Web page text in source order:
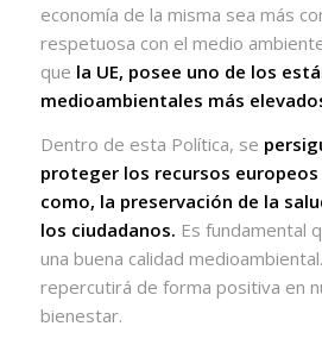
economía de la misma sea más
respetuosa con el medio
que la UE, posee uno de los
medioambientales más
Dentro de esta Política, se
proteger los recursos
como, la preservación de la
los ciudadanos. Es fundamental
una buena calidad
repercutirá de forma positiva en
bienestar.